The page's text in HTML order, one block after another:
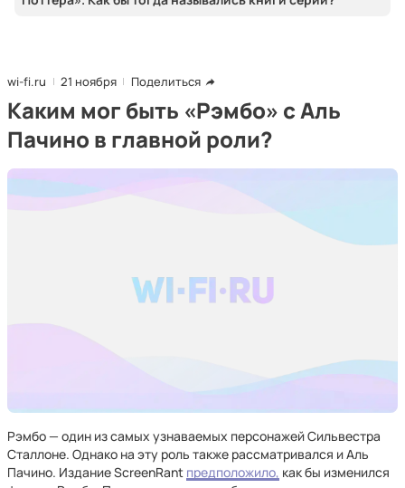
wi-fi.ru 21 ноября Поделиться
Каким мог быть «Рэмбо» с Аль
Пачино в главной роли?
Рэмбо — один из самых узнаваемых персонажей Сильвестра
Сталлоне. Однако на эту роль также рассматривался и Аль
Пачино. Издание ScreenRant предположило, как бы изменился